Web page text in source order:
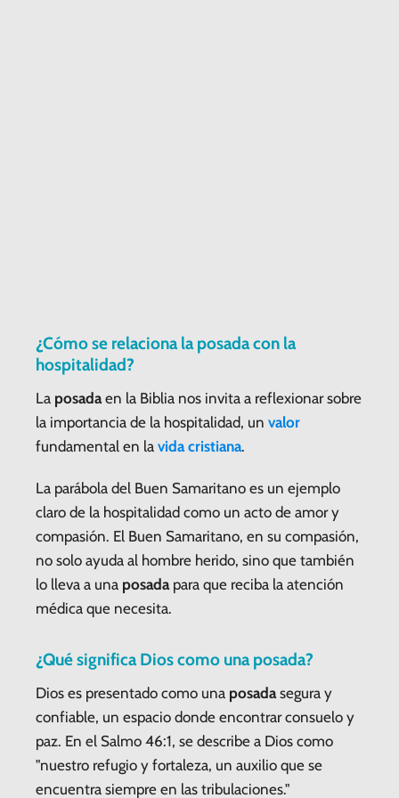
¿Cómo se relaciona la posada con la
hospitalidad?
La posadaen la Biblia nos invita a reflexionar sobre
la importancia de la hospitalidad, un valor
fundamental en la vida cristiana.
La parábola del Buen Samaritano es un ejemplo
claro de la hospitalidad como un acto de amor y
compasión. El Buen Samaritano, en su compasión,
no solo ayuda al hombre herido, sino que también
lo lleva a una posadapara que reciba la atención
médica que necesita.
¿Qué significa Dios como una posada?
Dios es presentado como una posadasegura y
confiable, un espacio donde encontrar consuelo y
paz. En el Salmo 46:1, se describe a Dios como
"nuestro refugio y fortaleza, un auxilio que se
encuentra siempre en las tribulaciones."